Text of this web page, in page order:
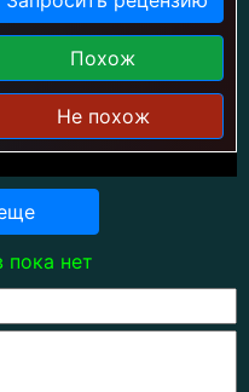
Похож
Не похож
пока нет